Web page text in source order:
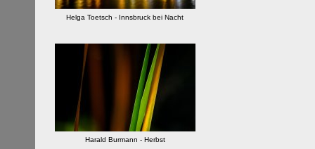
Helga Toetsch - Innsbruck bei Nacht
Harald Burmann - Herbst